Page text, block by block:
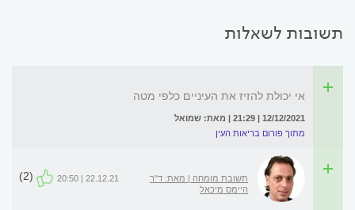
תשובות לשאלות
אי יכולת להזיז את העיניים כלפי מטה
12/12/2021 | 21:29 | מאת: שמואל
מתוך פורום בריאות העין
תשובת מומחה | מאת: ד"ר
היימס מיכאל
22.12.21 | 20:50
(2)